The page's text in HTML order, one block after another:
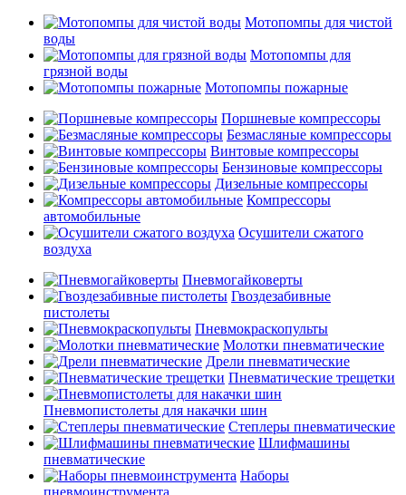
Мотопомпы для чистой
воды
Мотопомпы для
грязной воды
Мотопомпы пожарные
Поршневые компрессоры
Безмасляные компрессоры
Винтовые компрессоры
Бензиновые компрессоры
Дизельные компрессоры
Компрессоры
автомобильные
Осушители сжатого
воздуха
Пневмогайковерты
Гвоздезабивные
пистолеты
Пневмокраскопульты
Молотки пневматические
Дрели пневматические
Пневматические трещетки
Пневмопистолеты для накачки шин
Степлеры пневматические
Шлифмашины
пневматические
Наборы
пневмоинструмента